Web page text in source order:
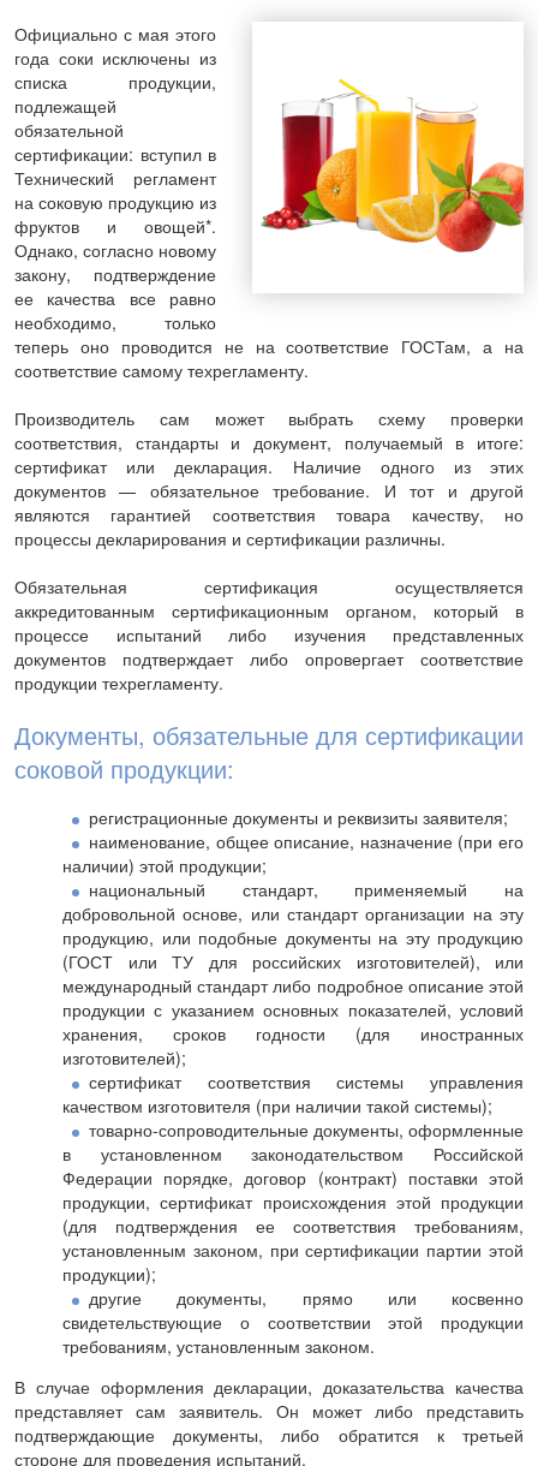
Официально с мая этого
года соки исключены из
списка продукции,
подлежащей
обязательной
сертификации: вступил в
Технический регламент
на соковую продукцию из
фруктов и овощей*.
Однако, согласно новому
закону, подтверждение
ее качества все равно
необходимо, только
теперь оно проводится не на соответствие ГОСТам, а на
соответствие самому техрегламенту.
Производитель сам может выбрать схему проверки
соответствия, стандарты и документ, получаемый в итоге:
сертификат или декларация. Наличие одного из этих
документов — обязательное требование. И тот и другой
являются гарантией соответствия товара качеству, но
процессы декларирования и сертификации различны.
Обязательная сертификация осуществляется
аккредитованным сертификационным органом, который в
процессе испытаний либо изучения представленных
документов подтверждает либо опровергает соответствие
продукции техрегламенту.
Документы, обязательные для сертификации
соковой продукции:
регистрационные документы и реквизиты заявителя;
наименование, общее описание, назначение (при его
наличии) этой продукции;
национальный стандарт, применяемый на
добровольной основе, или стандарт организации на эту
продукцию, или подобные документы на эту продукцию
(ГОСТ или ТУ для российских изготовителей), или
международный стандарт либо подробное описание этой
продукции с указанием основных показателей, условий
хранения, сроков годности (для иностранных
изготовителей);
сертификат соответствия системы управления
качеством изготовителя (при наличии такой системы);
товарно-сопроводительные документы, оформленные
в установленном законодательством Российской
Федерации порядке, договор (контракт) поставки этой
продукции, сертификат происхождения этой продукции
(для подтверждения ее соответствия требованиям,
установленным законом, при сертификации партии этой
продукции);
другие документы, прямо или косвенно
свидетельствующие о соответствии этой продукции
требованиям, установленным законом.
В случае оформления декларации, доказательства качества
представляет сам заявитель. Он может либо представить
подтверждающие документы, либо обратится к третьей
стороне для проведения испытаний.